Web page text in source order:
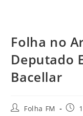
Folha no
Deputado
Bacellar
Folha FM